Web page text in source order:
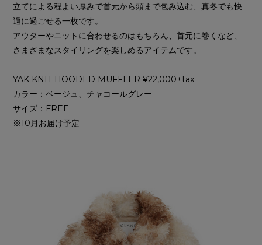
立てによる程よい厚みで首元から頭まで包み込む、真冬でも快
適に過ごせる一枚です。
アウターやニットに合わせるのはもちろん、首元に巻くなど、
さまざまなスタイリングを楽しめるアイテムです。
YAK KNIT HOODED MUFFLER ¥22,000+tax
カラー：ベージュ、チャコールグレー
サイズ：FREE
※10月お届け予定